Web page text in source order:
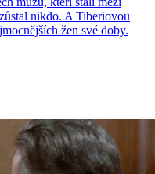
nikdo. A Tiberiovou
žen své doby.